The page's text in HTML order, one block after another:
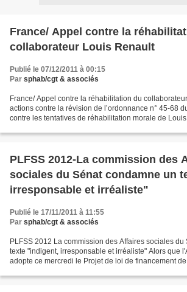
France/ Appel contre la
collaborateur Louis Renault
Publié le 07/12/2011 à 00:15
Par sphab/cgt & associés
France/ Appel contre la réhabilitation du
actions contre la révision de l’ordonnance n° 45-68
contre les tentatives de réhabilitation morale de
PLFSS 2012-La commission des
sociales du Sénat condamne un
irresponsable et irréaliste"
Publié le 17/11/2011 à 11:55
Par sphab/cgt & associés
PLFSS 2012 La commission des Affaires sociales du
texte "indigent, irresponsable et irréaliste" Alors que
adopte ce mercredi le Projet de loi de financement